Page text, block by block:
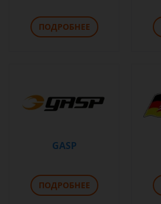
ПОДРОБНЕЕ
GASP
ПОДРОБНЕЕ